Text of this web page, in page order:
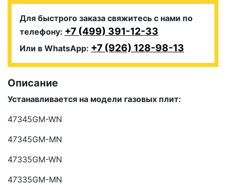
Для быстрого заказа свяжитесь с нами по
телефону: +7 (499) 391-12-33
Или в WhatsApp: +7 (926) 128-98-13
Описание
Устанавливается на модели газовых плит:
47345GM-WN
47345GM-MN
47335GM-WN
47335GM-MN